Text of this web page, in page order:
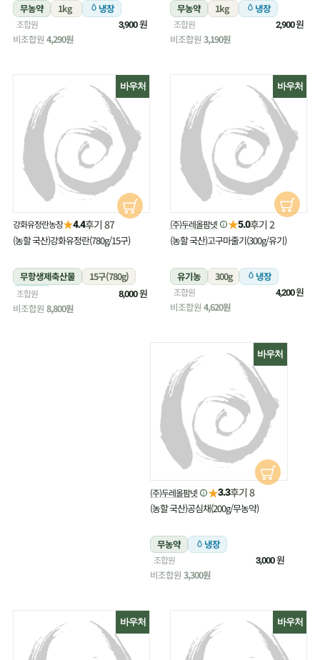
무농약 1kg 냉장
조합원 3,900원
비조합원 4,290원
무농약 1kg 냉장
조합원 2,900원
비조합원 3,190원
바우처
강화유정란농장★4.4후기 87
(농할 국산)강화유정란(780g/15구)
무항생제축산물
15구(780g)
냉장
조합원 8,000원
비조합원 8,800원
바우처
(주)두레올팜넷 ★5.0후기 2
(농할 국산)고구마줄기(300g/유기)
유기농 300g 냉장
조합원 4,200원
비조합원 4,620원
바우처
(주)두레올팜넷 ★3.3후기 8
(농할 국산)공심채(200g/무농약)
무농약 냉장
조합원 3,000원
비조합원3,300원
바우처
바우처